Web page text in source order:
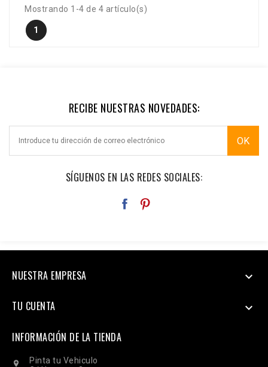
Mostrando 1-4 de 4 artículo(s)
1
RECIBE NUESTRAS NOVEDADES:
SÍGUENOS EN LAS REDES SOCIALES:
NUESTRA EMPRESA 
TU CUENTA 
INFORMACIÓN DE LA TIENDA

Pinta tu Vehiculo